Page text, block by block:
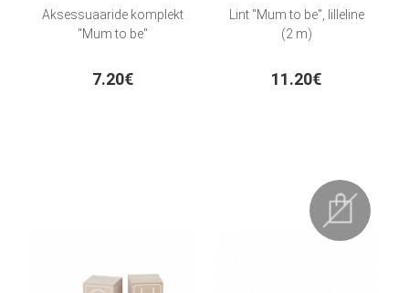
Aksessuaaride komplekt
"Mum to be"
7.20€
Lint "Mum to be", lilleline
(2 m)
11.20€